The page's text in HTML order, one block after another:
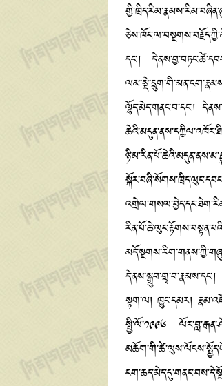
དང་།
ལྷོད་མེད་གནང་བ་དང་།
སྟག་ལ། ཁྱུང་དམར།
སྤྱི་ལོ་༡༩༩༦